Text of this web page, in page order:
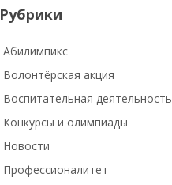
Рубрики
Абилимпикс
Волонтёрская акция
Воспитательная деятельность
Конкурсы и олимпиады
Новости
Профессионалитет